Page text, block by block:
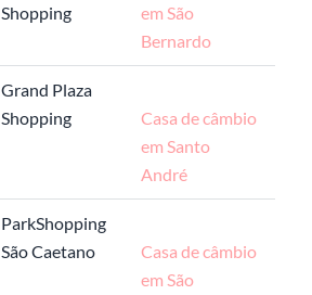
Shopping
em São
Bernardo
Grand Plaza
Shopping
Casa de câmbio
em Santo
André
ParkShopping
São Caetano
Casa de câmbio
em São